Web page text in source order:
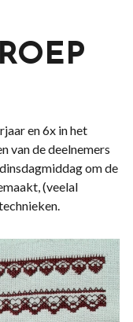
en 6x in het
van de deelnemers
om de
(veelal